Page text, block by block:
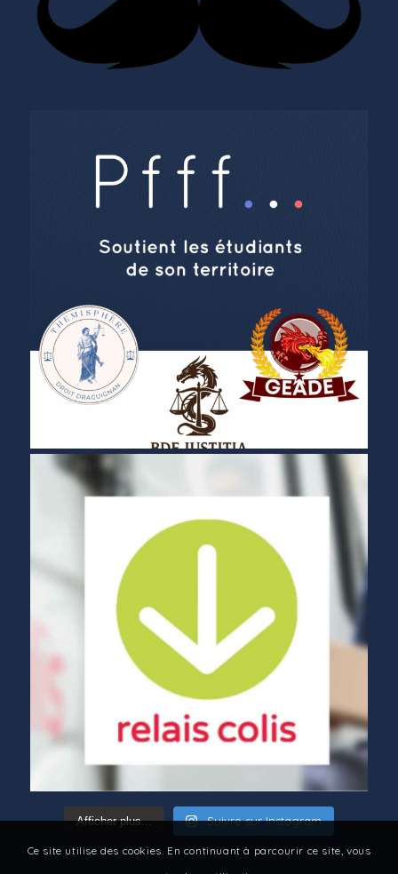
Afficher plus... Suivre sur Instagram
Ce site utilise des cookies. En continuant à parcourir ce site, vous